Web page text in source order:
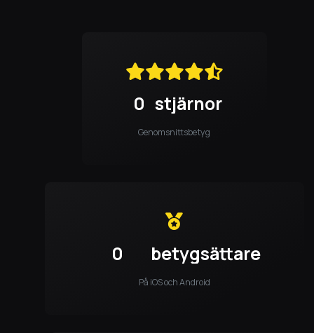
0 stjärnor
Genomsnittsbetyg
0 betygsättare
På iOS och Android